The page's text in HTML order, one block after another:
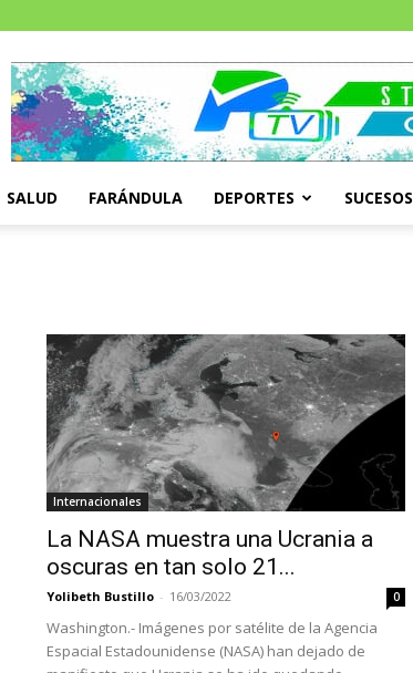
SALUD FARÁNDULA DEPORTES SUCESOS
Internacionales
La NASA muestra una Ucrania a
oscuras en tan solo 21...
Yolibeth Bustillo - 16/03/2022 0
Washington.- Imágenes por satélite de la Agencia
Espacial Estadounidense (NASA) han dejado de